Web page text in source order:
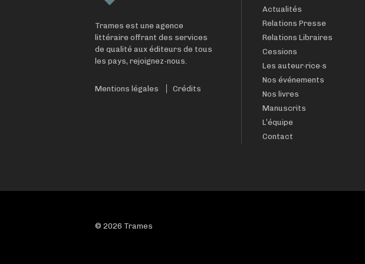
Trames est une agence
littéraire offrant des services
de qualité aux éditeurs de tous
les pays, rejoignez-nous.
Mentions légales Crédits
Actualités
Relations Presse
Relations Libraires
Cessions
Les auteur·rice·s
Nos événements
Nos livres
Manuscrits
L’équipe
Contact
© 2026 Trames